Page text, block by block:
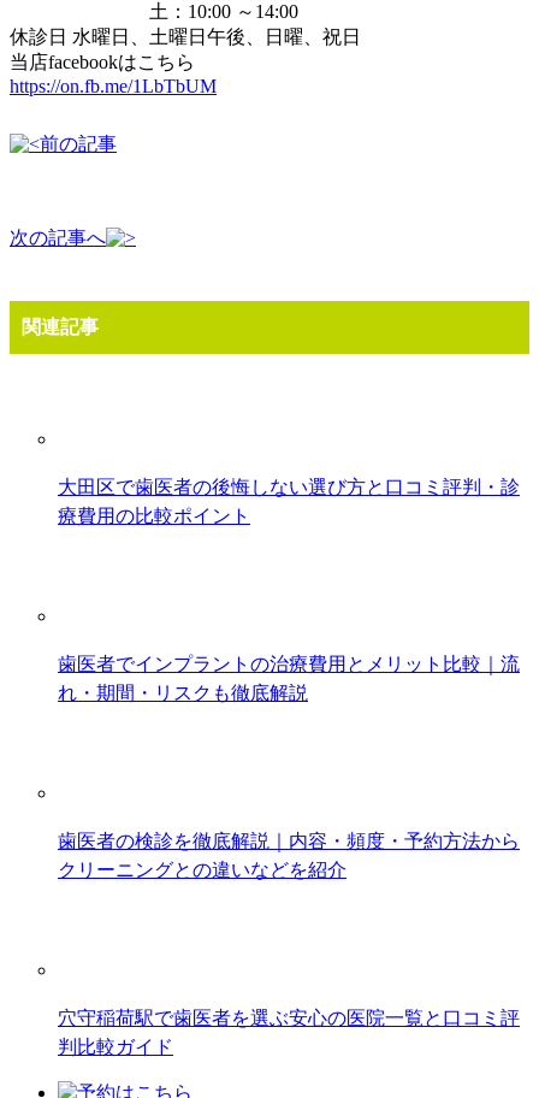
土：10:00 ～14:00
休診日 水曜日、土曜日午後、日曜、祝日
当店facebookはこちら
https://on.fb.me/1LbTbUM
前の記事
次の記事へ
関連記事
大田区で歯医者の後悔しない選び方と口コミ評判・診
療費用の比較ポイント
歯医者でインプラントの治療費用とメリット比較｜流
れ・期間・リスクも徹底解説
歯医者の検診を徹底解説｜内容・頻度・予約方法から
クリーニングとの違いなどを紹介
穴守稲荷駅で歯医者を選ぶ安心の医院一覧と口コミ評
判比較ガイド